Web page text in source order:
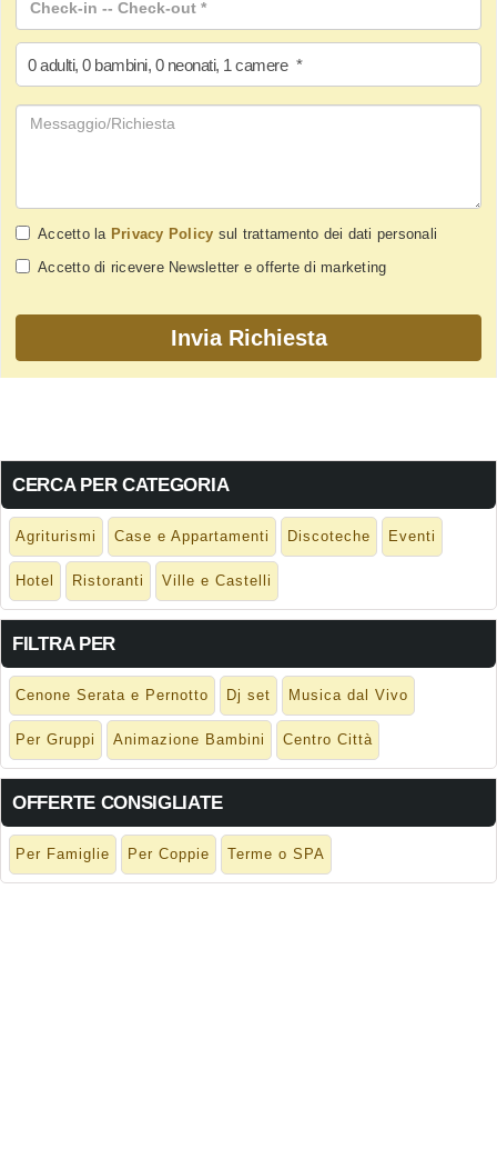
0 adulti, 0 bambini, 0 neonati, 1 camere *
Accetto la Privacy Policy sul trattamento dei dati personali
Accetto di ricevere Newsletter e offerte di marketing
CERCA PER CATEGORIA
Agriturismi Case e Appartamenti Discoteche Eventi
Hotel Ristoranti Ville e Castelli
FILTRA PER
Cenone Serata e Pernotto Dj set Musica dal Vivo
Per Gruppi Animazione Bambini Centro Città
OFFERTE CONSIGLIATE
Per Famiglie Per Coppie Terme o SPA